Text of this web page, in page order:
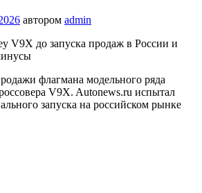
автором admin
V9X до запуска продаж в России и
флагмана модельного ряда
V9X. Autonews.ru испытал
запуска на российском рынке